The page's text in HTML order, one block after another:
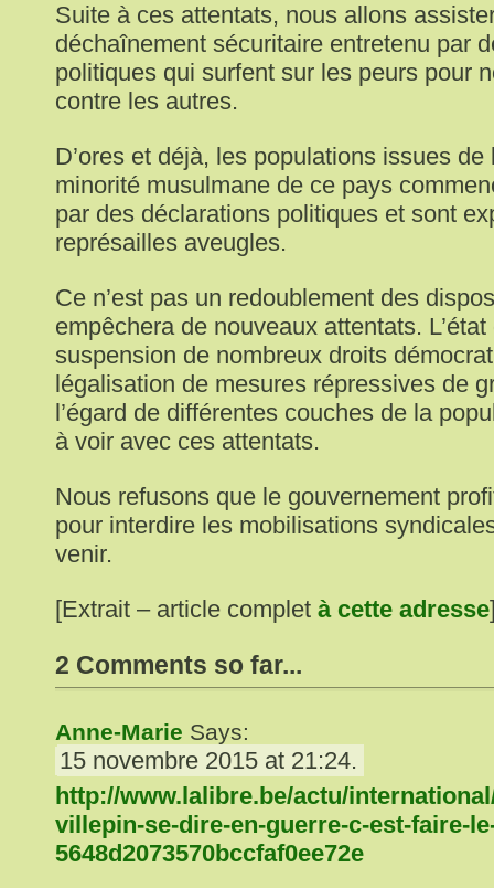
Suite à ces attentats, nous allons
déchaînement sécuritaire entretenu par
politiques qui surfent sur les peurs pour
contre les autres.
D’ores et déjà, les populations issues de
minorité musulmane de ce pays
par des déclarations politiques et sont
représailles aveugles.
Ce n’est pas un redoublement des
empêchera de nouveaux attentats. L’état
suspension de nombreux droits
légalisation de mesures répressives de
l’égard de différentes couches de la
à voir avec ces attentats.
Nous refusons que le gouvernement
pour interdire les mobilisations
venir.
[Extrait – article complet à cette adresse
2 Comments so far...
Anne-Marie Says:
15 novembre 2015 at 21:24.
http://www.lalibre.be/actu/
villepin-se-dire-en-guerre-c-est-faire-
5648d2073570bccfaf0ee72e